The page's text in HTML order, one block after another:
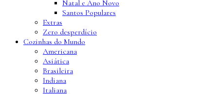
Natal e Ano Novo
Santos Populares
Extras
Zero desperdício
Cozinhas do Mundo
Americana
Asiática
Brasileira
Indiana
Italiana